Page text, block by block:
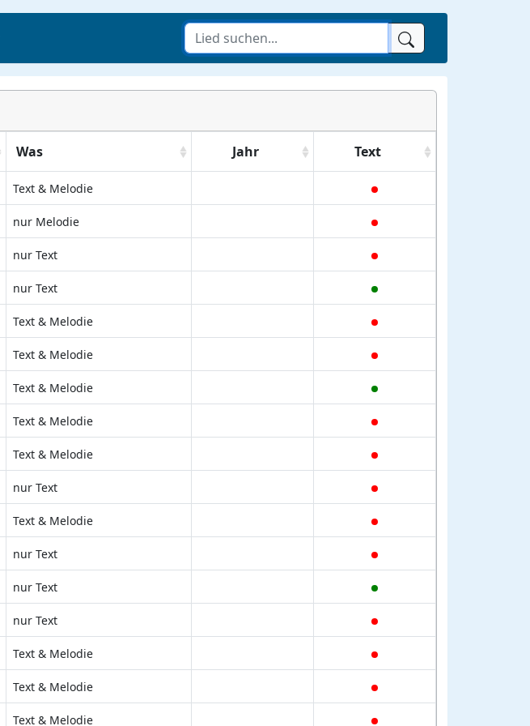
Was Jahr Text
Text & Melodie
nur Melodie
nur Text
nur Text
Text & Melodie
Text & Melodie
Text & Melodie
Text & Melodie
Text & Melodie
nur Text
Text & Melodie
nur Text
nur Text
nur Text
Text & Melodie
Text & Melodie
Text & Melodie